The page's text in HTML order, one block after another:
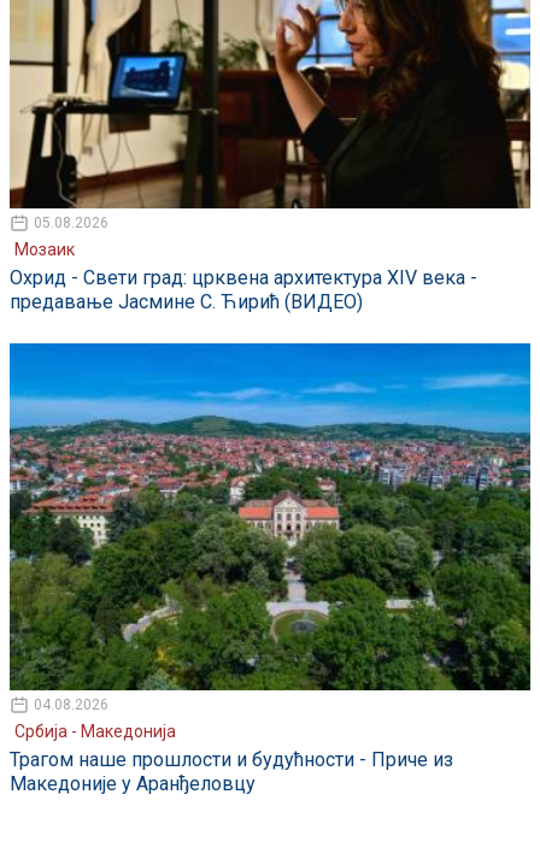
05.08.2026
Мозаик
Охрид - Свети град: црквена архитектура XIV века -
предавање Јасмине С. Ћирић (ВИДЕО)
04.08.2026
Србија - Македонија
Трагом наше прошлости и будућности - Приче из
Македоније у Аранђеловцу